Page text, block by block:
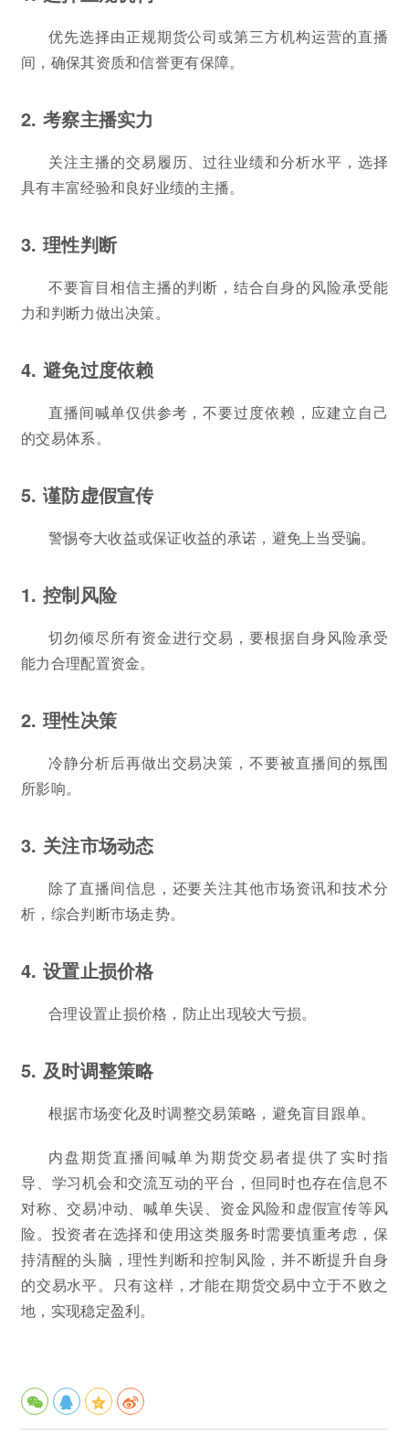
优先选择由正规期货公司或第三方机构运营的直播
间，确保其资质和信誉更有保障。
2. 考察主播实力
关注主播的交易履历、过往业绩和分析水平，选择
具有丰富经验和良好业绩的主播。
3. 理性判断
不要盲目相信主播的判断，结合自身的风险承受能
力和判断力做出决策。
4. 避免过度依赖
直播间喊单仅供参考，不要过度依赖，应建立自己
的交易体系。
5. 谨防虚假宣传
警惕夸大收益或保证收益的承诺，避免上当受骗。
1. 控制风险
切勿倾尽所有资金进行交易，要根据自身风险承受
能力合理配置资金。
2. 理性决策
冷静分析后再做出交易决策，不要被直播间的氛围
所影响。
3. 关注市场动态
除了直播间信息，还要关注其他市场资讯和技术分
析，综合判断市场走势。
4. 设置止损价格
合理设置止损价格，防止出现较大亏损。
5. 及时调整策略
根据市场变化及时调整交易策略，避免盲目跟单。
内盘期货直播间喊单为期货交易者提供了实时指
导、学习机会和交流互动的平台，但同时也存在信息不
对称、交易冲动、喊单失误、资金风险和虚假宣传等风
险。投资者在选择和使用这类服务时需要慎重考虑，保
持清醒的头脑，理性判断和控制风险，并不断提升自身
的交易水平。只有这样，才能在期货交易中立于不败之
地，实现稳定盈利。